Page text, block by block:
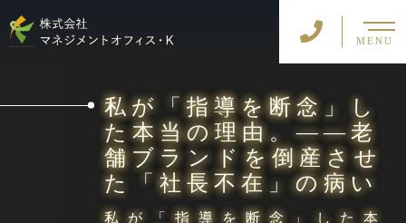
MENU
私が「指導を断念」し
た本当の理由。――老
舗ブランドを倒産させ
た「社長不在」の病い
私が「指導を断念」した本